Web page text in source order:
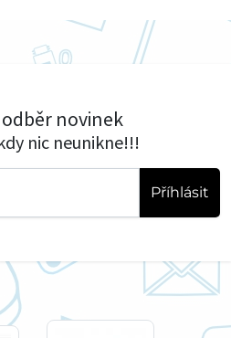
novinek
nic neunikne!!!
Příhlásit